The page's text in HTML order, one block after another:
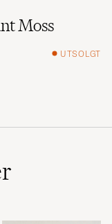
Moss
UTSOLGT